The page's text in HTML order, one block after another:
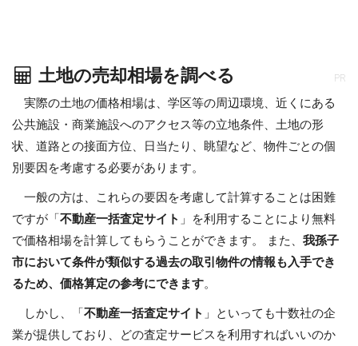
土地の売却相場を調べる PR
実際の土地の価格相場は、学区等の周辺環境、近くにある
公共施設・商業施設へのアクセス等の立地条件、土地の形
状、道路との接面方位、日当たり、眺望など、物件ごとの個
別要因を考慮する必要があります。
一般の方は、これらの要因を考慮して計算することは困難
ですが「 不動産一括査定サイト 」を利用することにより無料
で価格相場を計算してもらうことができます。 また、 我孫子
市において条件が類似する過去の取引物件の情報も入手でき
るため、価格算定の参考にできます。
しかし、「 不動産一括査定サイト 」といっても十数社の企
業が提供しており、どの査定サービスを利用すればいいのか